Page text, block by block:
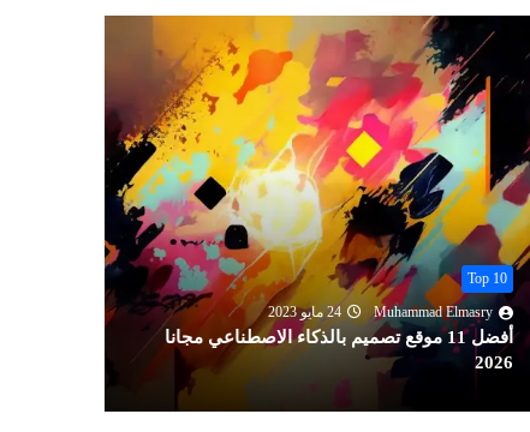
Top 10
Muhammad Elmasry
24 مايو 2023
أفضل 11 موقع تصميم بالذكاء الاصطناعي مجانا
2026